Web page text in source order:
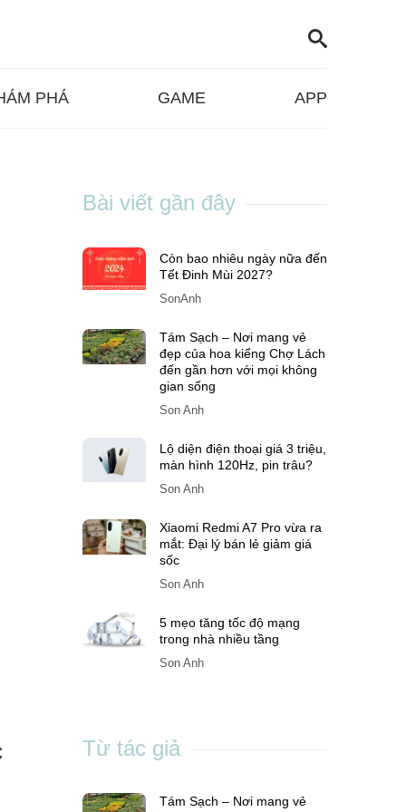
PHÁ GAME APP
Bài viết gần đây
Còn bao nhiêu ngày nữa đến
Tết Đinh Mùi 2027?
SonAnh
Tám Sạch – Nơi mang vẻ
đẹp của hoa kiểng Chợ Lách
đến gần hơn với mọi không
gian sống
Son Anh
Lộ diện điện thoại giá 3 triệu,
màn hình 120Hz, pin trâu?
Son Anh
Xiaomi Redmi A7 Pro vừa ra
mắt: Đại lý bán lẻ giảm giá
sốc
Son Anh
5 mẹo tăng tốc độ mạng
trong nhà nhiều tầng
Son Anh
Từ tác giả
Tám Sạch – Nơi mang vẻ